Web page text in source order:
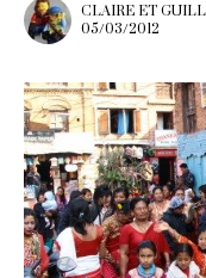
CLAIRE ET
05/03/2012